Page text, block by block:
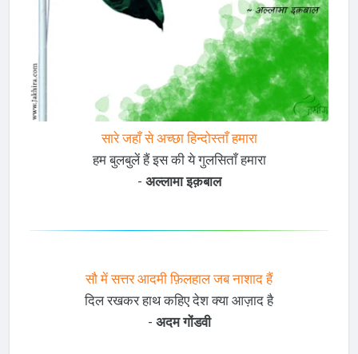
सारे जहाँ से अच्छा हिन्दोस्ताँ हमारा
हम बुलबुलें हैं इस की ये गुलसिताँ हमारा
- अल्लामा इक़बाल
सौ में सत्तर आदमी फ़िलहाल जब नाशाद हैं
दिल रखकर हाथ कहिए देश क्या आज़ाद है
- अदम गोंडवी